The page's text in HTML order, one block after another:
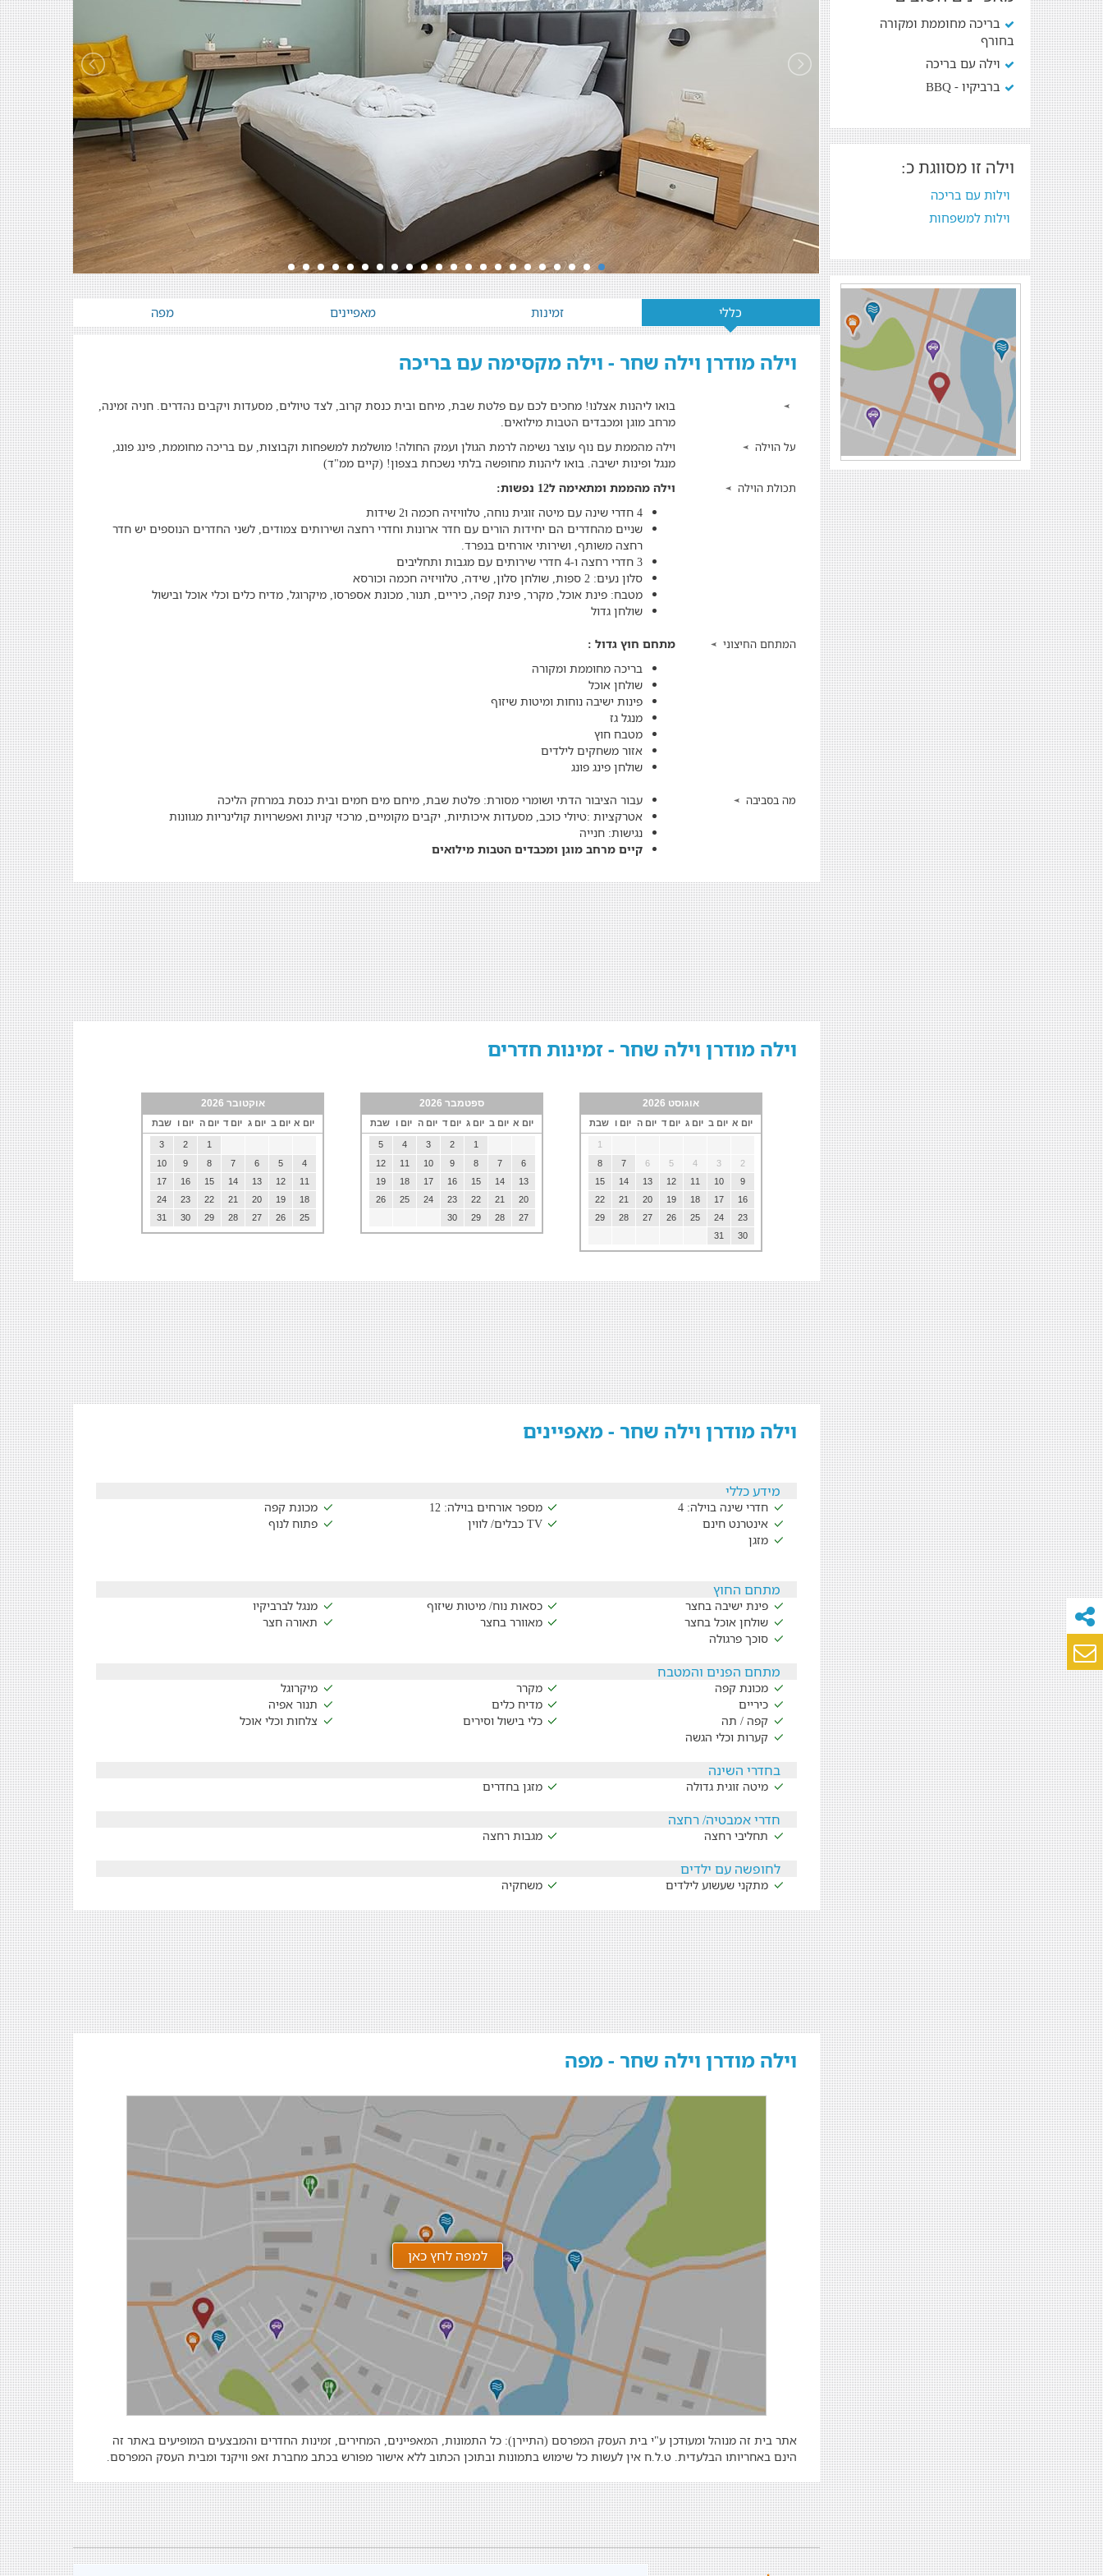
בריכה מחוממת ומקורה
בחורף
וילה עם בריכה
ברביקיו - BBQ
וילה זו מסווגת כ:
וילות עם בריכה
וילות למשפחות
כללי זמינות מאפיינים מפה
וילה מודרן וילה שחר - וילה מקסימה עם בריכה
בואו ליהנות אצלנו! מחכים לכם עם פלטת שבת, מיחם ובית כנסת קרוב, לצד טיולים, מסעדות ויקבים נהדרים. חניה זמינה,
מרחב מוגן ומכבדים הטבות מילואים.
על הוילה
וילה מהממת עם נוף עוצר נשימה לרמת הגולן ועמק החולה! מושלמת למשפחות וקבוצות, עם בריכה מחוממת, פינג פונג,
מנגל ופינות ישיבה. בואו ליהנות מחופשה בלתי נשכחת בצפון! (קיים ממ"ד)
תכולת הוילה
וילה מהממת ומתאימה ל12 נפשות:
4 חדרי שינה עם מיטה זוגית נוחה, טלוויזיה חכמה ו2 שידות
שניים מהחדרים הם יחידות הורים עם חדר ארונות וחדרי רחצה ושירותים צמודים, לשני החדרים הנוספים יש חדר
רחצה משותף, ושירותי אורחים בנפרד.
3 חדרי רחצה ו-4 חדרי שירותים עם מגבות ותחליבים
סלון נעים: 2 ספות, שולחן סלון, שידה, טלוויזיה חכמה וכורסא
מטבח: פינת אוכל, מקרר, פינת קפה, כיריים, תנור, מכונת אספרסו, מיקרוגל, מדיח כלים וכלי אוכל ובישול
שולחן גדול
המתחם החיצוני
מתחם חוץ גדול :
בריכה מחוממת ומקורה
שולחן אוכל
פינות ישיבה נוחות ומיטות שיזוף
מנגל גז
מטבח חוץ
אזור משחקים לילדים
שולחן פינג פונג
מה בסביבה
עבור הציבור הדתי ושומרי מסורת: פלטת שבת, מיחם מים חמים ובית כנסת במרחק הליכה
אטרקציות :טיולי כוכב, מסעדות איכותיות, יקבים מקומיים, מרכזי קניות ואפשרויות קולינריות מגוונות
נגישות: חנייה
קיים מרחב מוגן ומכבדים הטבות מילואים
וילה מודרן וילה שחר - זמינות חדרים
אוגוסט 2026
יום א יום ב יום ג יום ד יום ה יום ו שבת
1
2
3
4
5
6
7
8
9
10
11
12
13
14
15
16
17
18
19
20
21
22
23
24
25
26
27
28
29
30
31
ספטמבר 2026
יום א יום ב יום ג יום ד יום ה יום ו שבת
1
2
3
4
5
6
7
8
9
10
11
12
13
14
15
16
17
18
19
20
21
22
23
24
25
26
27
28
29
30
אוקטובר 2026
יום א יום ב יום ג יום ד יום ה יום ו שבת
1
2
3
4
5
6
7
8
9
10
11
12
13
14
15
16
17
18
19
20
21
22
23
24
25
26
27
28
29
30
31
וילה מודרן וילה שחר - מאפיינים
מידע כללי
חדרי שינה בוילה: 4 מספר אורחים בוילה: 12
מכונת קפה
אינטרנט חינם
TV כבלים/ לווין
פתוח לנוף
מזגן
מתחם החוץ
פינת ישיבה בחצר כסאות נוח/ מיטות שיזוף
מנגל לברביקיו
שולחן אוכל בחצר
מאוורר בחצר
תאורה חצר
סוכך פרגולה
מתחם הפנים והמטבח
מכונת קפה מקרר
מיקרוגל
כיריים
מדיח כלים
תנור אפיה
קפה / תה
כלי בישול וסירים
צלחות וכלי אוכל
קערות וכלי הגשה
בחדרי השינה
מיטה זוגית גדולה מזגן בחדרים
חדרי אמבטיה/ רחצה
תחליבי רחצה מגבות רחצה
לחופשה עם ילדים
מתקני שעשוע לילדים משחקיה
וילה מודרן וילה שחר - מפה
אתר בית זה מנוהל ומעודכן ע"י בית העסק המפרסם (התיירן): כל התמונות, המאפיינים, המחירים, זמינות החדרים והמבצעים המופיעים באתר זה
הינם באחריותו הבלעדית. ט.ל.ח אין לעשות כל שימוש בתמונות ובתוכן הכתוב ללא אישור מפורש בכתב מחברת זאפ וויקנד ומבית העסק המפרסם.